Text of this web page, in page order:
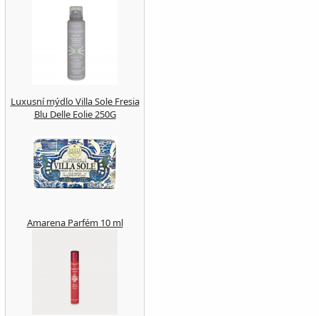
Luxusní mýdlo Villa Sole Fresia
Blu Delle Eolie 250G
Amarena Parfém 10 ml